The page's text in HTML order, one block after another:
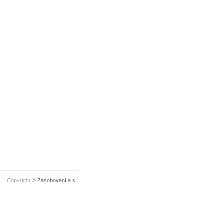
Copyright © Zásobování a.s.